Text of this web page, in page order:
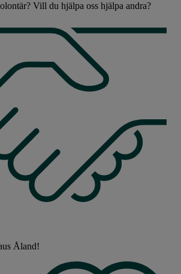
Vill du hjälpa oss hjälpa andra?
Åland!